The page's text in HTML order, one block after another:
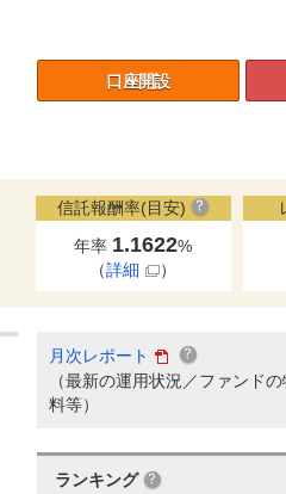
口座開設
信託報酬率(目安)
年率 1.1622%
（詳細 ）
月次レポート
（最新の運用状況／ファンド
料等）
ランキング